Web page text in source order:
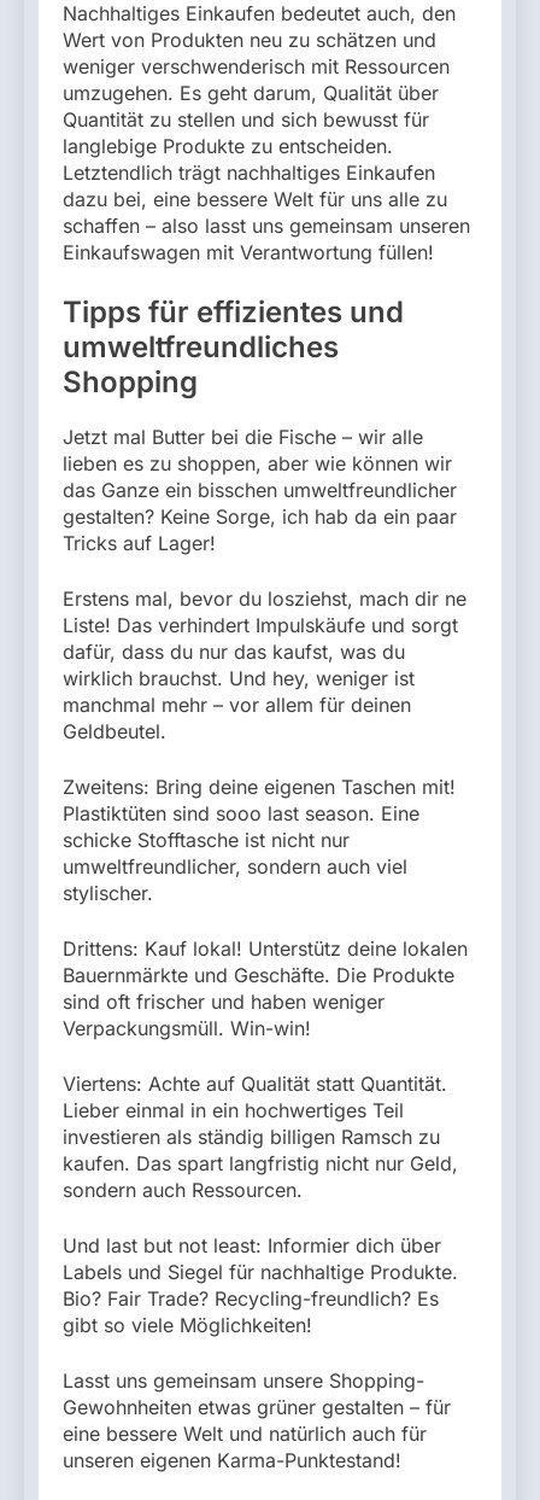
Nachhaltiges Einkaufen bedeutet auch, den
Wert von Produkten neu zu schätzen und
weniger verschwenderisch mit Ressourcen
umzugehen. Es geht darum, Qualität über
Quantität zu stellen und sich bewusst für
langlebige Produkte zu entscheiden.
Letztendlich trägt nachhaltiges Einkaufen
dazu bei, eine bessere Welt für uns alle zu
schaffen – also lasst uns gemeinsam unseren
Einkaufswagen mit Verantwortung füllen!
Tipps für effizientes und
umweltfreundliches
Shopping
Jetzt mal Butter bei die Fische – wir alle
lieben es zu shoppen, aber wie können wir
das Ganze ein bisschen umweltfreundlicher
gestalten? Keine Sorge, ich hab da ein paar
Tricks auf Lager!
Erstens mal, bevor du losziehst, mach dir ne
Liste! Das verhindert Impulskäufe und sorgt
dafür, dass du nur das kaufst, was du
wirklich brauchst. Und hey, weniger ist
manchmal mehr – vor allem für deinen
Geldbeutel.
Zweitens: Bring deine eigenen Taschen mit!
Plastiktüten sind sooo last season. Eine
schicke Stofftasche ist nicht nur
umweltfreundlicher, sondern auch viel
stylischer.
Drittens: Kauf lokal! Unterstütz deine lokalen
Bauernmärkte und Geschäfte. Die Produkte
sind oft frischer und haben weniger
Verpackungsmüll. Win-win!
Viertens: Achte auf Qualität statt Quantität.
Lieber einmal in ein hochwertiges Teil
investieren als ständig billigen Ramsch zu
kaufen. Das spart langfristig nicht nur Geld,
sondern auch Ressourcen.
Und last but not least: Informier dich über
Labels und Siegel für nachhaltige Produkte.
Bio? Fair Trade? Recycling-freundlich? Es
gibt so viele Möglichkeiten!
Lasst uns gemeinsam unsere Shopping-
Gewohnheiten etwas grüner gestalten – für
eine bessere Welt und natürlich auch für
unseren eigenen Karma-Punktestand!